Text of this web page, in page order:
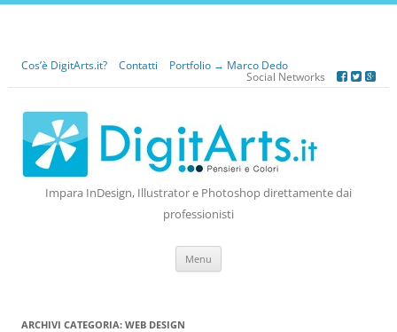
Cos’è DigitArts.it? Contatti
Portfolio → Marco Dedo
Social Networks
Impara InDesign, Illustrator e Photoshop direttamente dai
professionisti
Menu
ARCHIVI CATEGORIA: WEB DESIGN